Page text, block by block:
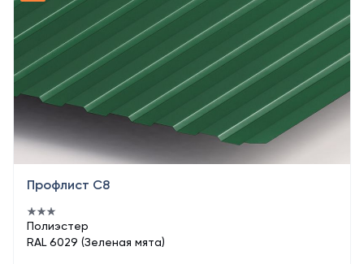
Профлист С8
Полиэстер
RAL 6029 (Зеленая мята)